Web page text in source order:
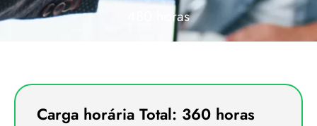
480 horas
Carga horária Total: 360 horas